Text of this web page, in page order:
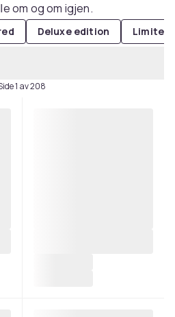
om og om igjen.
Deluxe edition Limited
1 av 208